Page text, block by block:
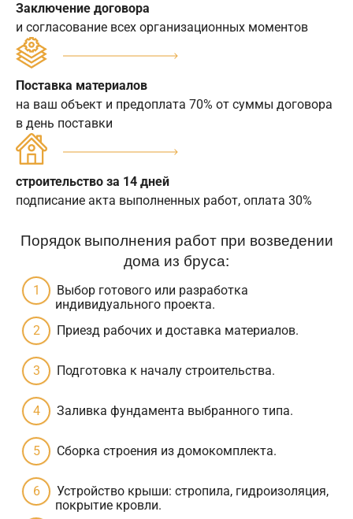
Заключение договора
и согласование всех организационных моментов
Поставка материалов
на ваш объект и предоплата 70% от суммы договора
в день поставки
строительство за 14 дней
подписание акта выполненных работ, оплата 30%
Порядок выполнения работ при возведении
дома из бруса:
Выбор готового или разработка
индивидуального проекта.
Приезд рабочих и доставка материалов.
Подготовка к началу строительства.
Заливка фундамента выбранного типа.
Сборка строения из домокомплекта.
Устройство крыши: стропила, гидроизоляция,
покрытие кровли.